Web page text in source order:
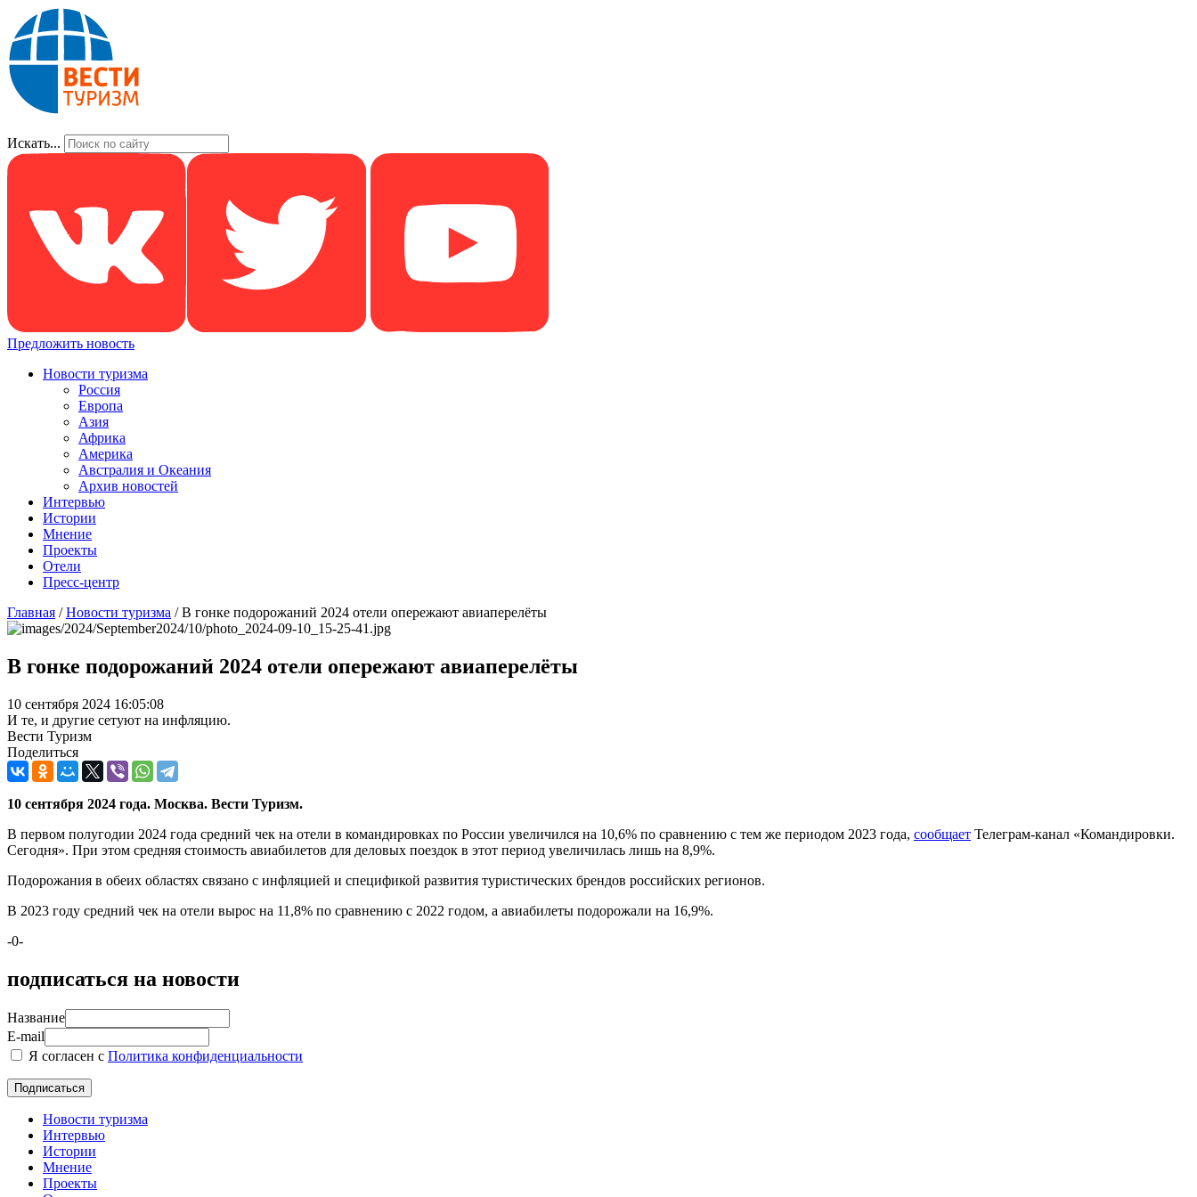
Искать...
Предложить новость
Новости туризма
Россия
Европа
Азия
Африка
Америка
Австралия и Океания
Архив новостей
Интервью
Истории
Мнение
Проекты
Отели
Пресс-центр
Главная /Новости туризма /В гонке подорожаний 2024 отели опережают авиаперелёты
В гонке подорожаний 2024 отели опережают авиаперелёты
10 сентября 2024 16:05:08
И те, и другие сетуют на инфляцию.
Вести Туризм
Поделиться
10 сентября 2024 года. Москва. Вести Туризм.
В первом полугодии 2024 года средний чек на отели в командировках по России увеличился на 10,6% по сравнению с тем же периодом 2023 года, сообщает Телеграм-канал «Командировки.
Сегодня». При этом средняя стоимость авиабилетов для деловых поездок в этот период увеличилась лишь на 8,9%.
Подорожания в обеих областях связано с инфляцией и спецификой развития туристических брендов российских регионов.
В 2023 году средний чек на отели вырос на 11,8% по сравнению с 2022 годом, а авиабилеты подорожали на 16,9%.
-0-
подписаться на новости
Название
E-mail
Я согласен с Политика конфиденциальности
Новости туризма
Интервью
Истории
Мнение
Проекты